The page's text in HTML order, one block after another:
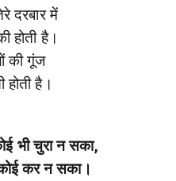
दरबार में
होती है।
की गूंज
होती है।
भी चुरा न सका,
कर न सका।